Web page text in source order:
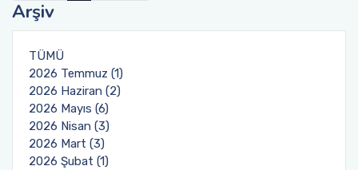
Arşiv
TÜMÜ
2026 Temmuz (1)
2026 Haziran (2)
2026 Mayıs (6)
2026 Nisan (3)
2026 Mart (3)
2026 Şubat (1)